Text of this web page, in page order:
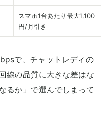
スマホ1台あたり最大1,100
円/月引き
で、チャットレディの
線の品質に大きな差はな
るか」で選んでしまって